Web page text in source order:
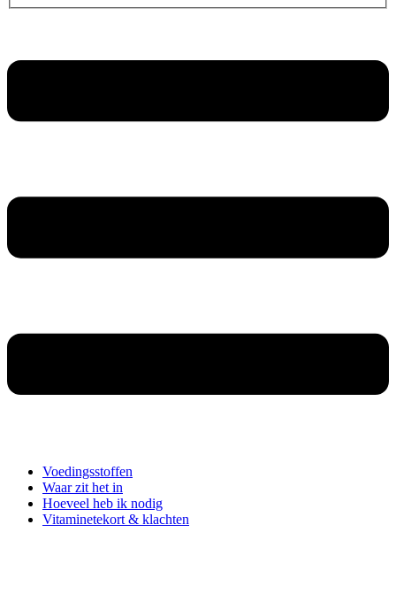
Voedingsstoffen
Waar zit het in
Hoeveel heb ik nodig
Vitaminetekort & klachten